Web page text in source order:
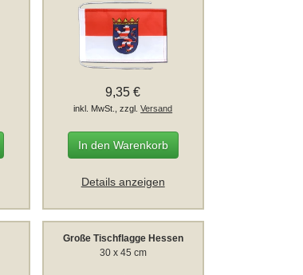
9,35 €
inkl. MwSt., zzgl.Versand
In den Warenkorb
Details anzeigen
Große Tischflagge Hessen
30 x 45 cm